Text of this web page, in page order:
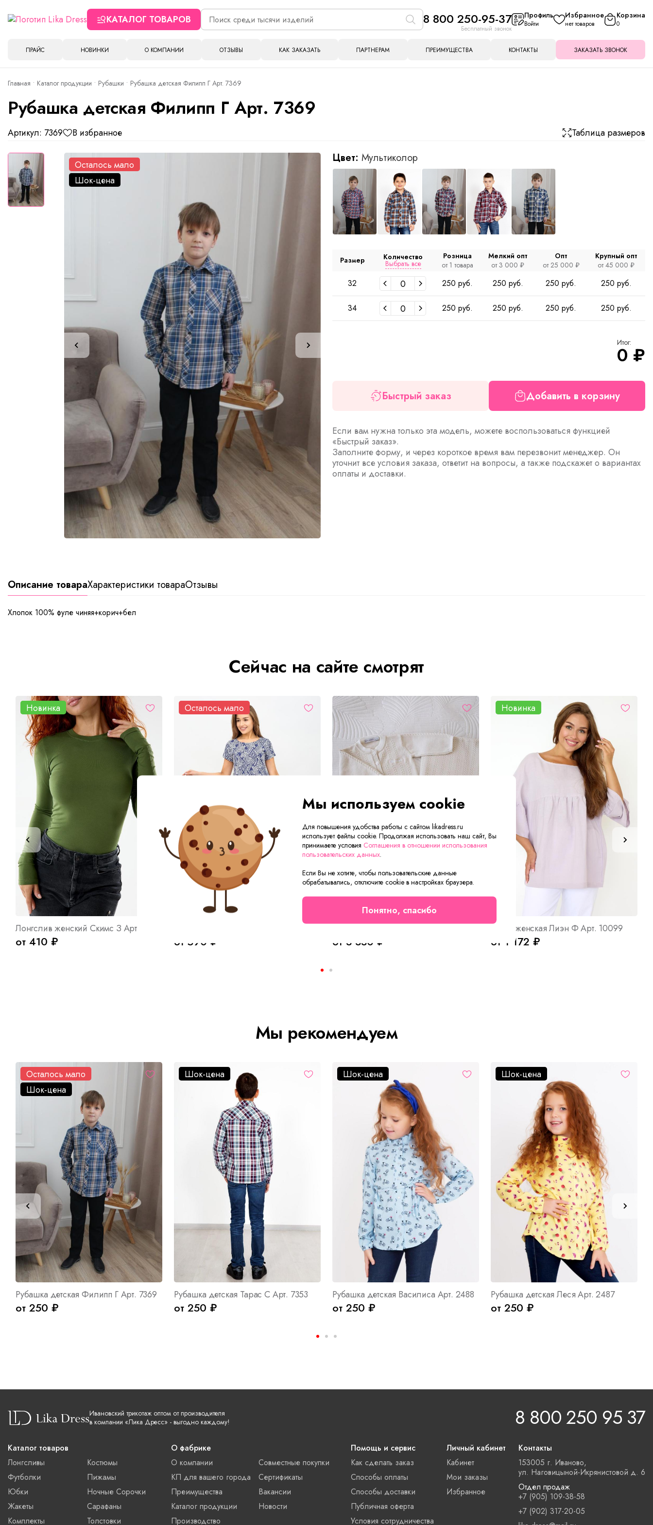
КАТАЛОГ ТОВАРОВ 8 800 250-95-37
Бесплатный звонок
Профиль
Войти
Избранное
нет товаров
Корзина
0
ПРАЙС НОВИНКИ О КОМПАНИИ ОТЗЫВЫ КАК ЗАКАЗАТЬ ПАРТНЕРАМ ПРЕИМУЩЕСТВА КОНТАКТЫ ЗАКАЗАТЬ ЗВОНОК
Главная Каталог продукции Рубашки Рубашка детская Филипп Г Арт. 7369
Рубашка детская Филипп Г Арт. 7369
Артикул: 7369 В избранное Таблица размеров
Осталось мало
Шок-цена
Цвет: Мультиколор
Размер Количество
Выбрать все
Розница
от 1 товара
Мелкий опт
от 3 000 ₽
Опт
от 25 000 ₽
Крупный опт
от 45 000 ₽
32 250 руб. 250 руб. 250 руб. 250 руб.
34 250 руб. 250 руб. 250 руб. 250 руб.
Итог:
0 ₽
Быстрый заказ Добавить в корзину
Если вам нужна только эта модель, можете воспользоваться функцией
«Быстрый заказ».
Заполните форму, и через короткое время вам перезвонит менеджер. Он
уточнит все условия заказа, ответит на вопросы, а также подскажет о вариантах
оплаты и доставки.
Описание товараХарактеристики товараОтзывы
Хлопок 100% фуле чиняя+корич+бел
Сейчас на сайте смотрят
Новинка
от 410 ₽
Осталось мало
Платье женское Ветерок А Арт. 9024
от 590 ₽
Комбинезон детский №16 Б Арт. 8055
от 3 330 ₽
Новинка
Блуза женская Лиэн Ф Арт. 10099
от 1 172 ₽
Мы рекомендуем
Осталось мало
Шок-цена
Рубашка детская Филипп Г Арт. 7369
от 250 ₽
Шок-цена
Рубашка детская Тарас С Арт. 7353
от 250 ₽
Шок-цена
Рубашка детская Василиса Арт. 2488
от 250 ₽
Шок-цена
Рубашка детская Леся Арт. 2487
от 250 ₽
Ивановский трикотаж оптом от производителя
в компании «Лика Дресс» - выгодно каждому!
8 800 250 95 37
Каталог товаров
Лонгсливы
Футболки
Юбки
Жакеты
Комплекты
Костюмы
Пижамы
Ночные Сорочки
Сарафаны
Толстовки
О фабрике
О компании
КП для вашего города
Преимущества
Каталог продукции
Производство
Совместные покупки
Сертификаты
Вакансии
Новости
Помощь и сервис
Как сделать заказ
Способы оплаты
Способы доставки
Публичная оферта
Условия сотрудничества
Личный кабинет
Кабинет
Мои заказы
Избранное
Контакты
153005 г. Иваново,
ул. Наговицыной-Икрянистовой д. 6
Отдел продаж
+7 (905) 109-38-58
+7 (902) 317-20-05
Мы используем cookie
Для повышения удобства работы с сайтом likadress.ru
использует файлы cookie. Продолжая использовать наш сайт, Вы
принимаете условия Соглашения в отношении использования
пользовательских данных.
Если Вы не хотите, чтобы пользовательские данные
обрабатывались, отключите cookie в настройках браузера.
Понятно, спасибо